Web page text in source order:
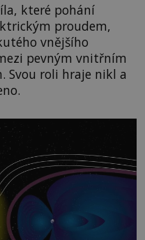
které pohání
proudem,
vnějšího
pevným vnitřním
Svou roli hraje nikl a